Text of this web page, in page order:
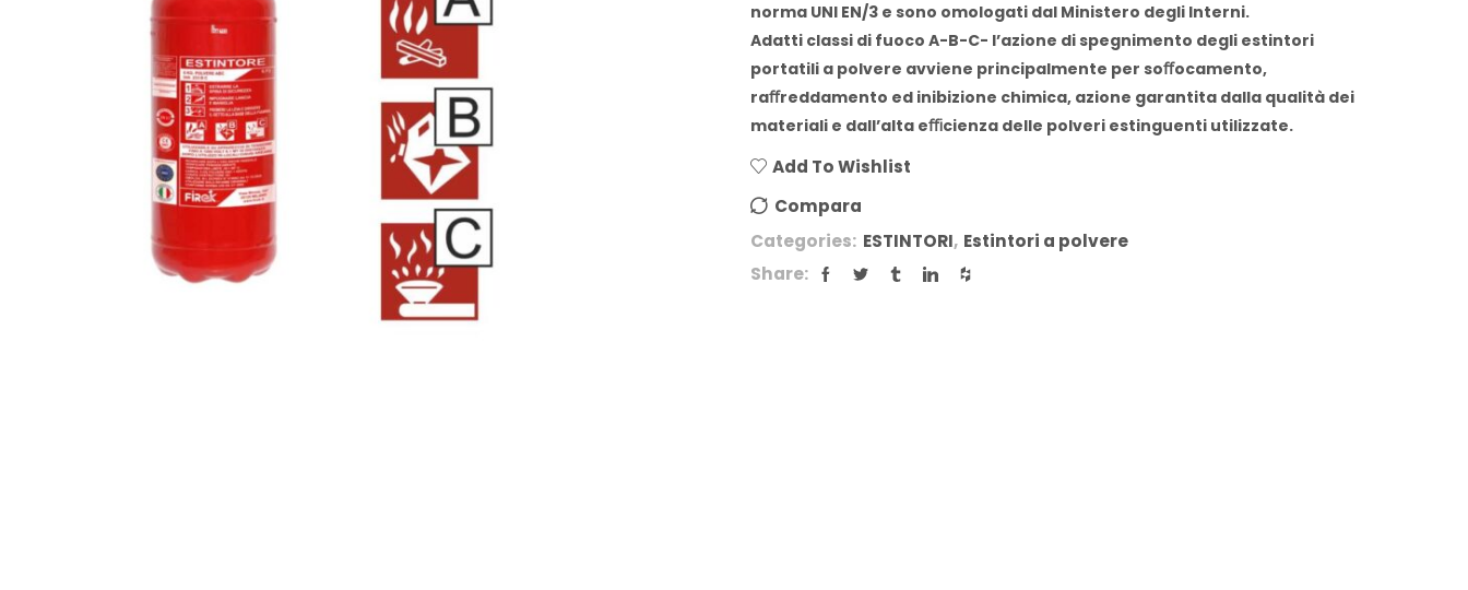
norma UNI EN/3 e sono omologati dal Ministero degli Interni.
Adatti classi di fuoco A-B-C- l’azione di spegnimento degli estintori
portatili a polvere avviene principalmente per soﬀocamento,
raﬀreddamento ed inibizione chimica, azione garantita dalla qualità dei
materiali e dall’alta eﬃcienza delle polveri estinguenti utilizzate.
Add To Wishlist
Compara
Categories: ESTINTORI, Estintori a polvere
Share: